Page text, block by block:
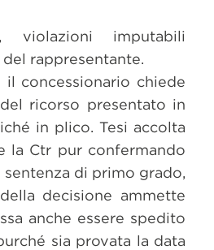
imputabili
del rappresentante.
il concessionario chiede
ricorso presentato in
in plico. Tesi accolta
la Ctr pur confermando
di primo grado,
decisione ammette
anche essere spedito
sia provata la data